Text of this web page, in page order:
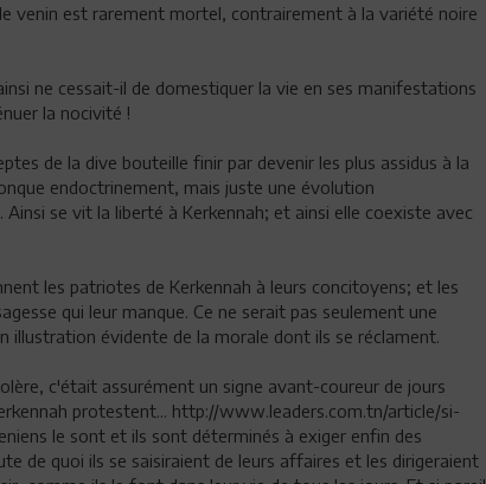
venin est rarement mortel, contrairement à la variété noire
ne cessait-il de domestiquer la vie en ses manifestations
la nocivité !
de la dive bouteille finir par devenir les plus assidus à la
endoctrinement, mais juste une évolution
se vit la liberté à Kerkennah; et ainsi elle coexiste avec
les patriotes de Kerkennah à leurs concitoyens; et les
qui leur manque. Ce ne serait pas seulement une
illustration évidente de la morale dont ils se réclament.
c'était assurément un signe avant-coureur de jours
protestent... http://www.leaders.com.tn/article/si-
le sont et ils sont déterminés à exiger enfin des
de quoi ils se saisiraient de leurs affaires et les dirigeraient